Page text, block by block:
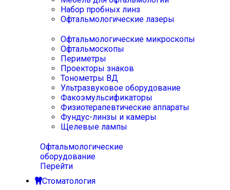
Набор пробных линз
Офтальмологические лазеры
Офтальмологические микроскопы
Офтальмоскопы
Периметры
Проекторы знаков
Тонометры ВД
Ультразвуковое оборудование
Факоэмульсификаторы
Физиотерапевтические аппараты
Фундус-линзы и камеры
Щелевые лампы
Офтальмологические
оборудование
Перейти
Стоматология